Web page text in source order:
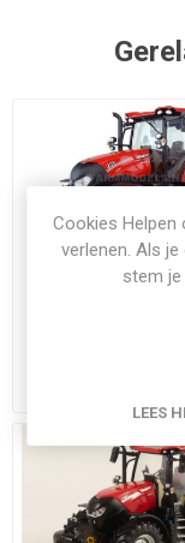
Case IH Maxxum
Cookies Helpen
verlenen. Als
stem
LEES